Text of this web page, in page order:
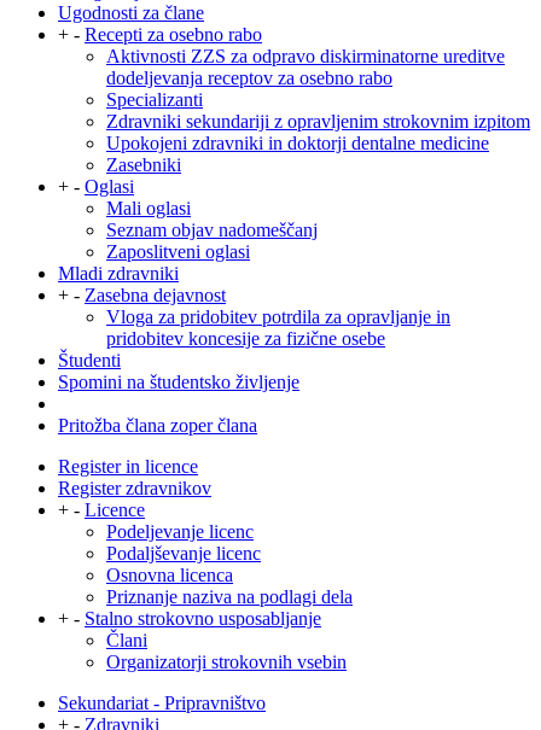
Ugodnosti za člane
+ - Recepti za osebno rabo
Aktivnosti ZZS za odpravo diskirminatorne ureditve
dodeljevanja receptov za osebno rabo
Specializanti
Zdravniki sekundariji z opravljenim strokovnim izpitom
Upokojeni zdravniki in doktorji dentalne medicine
Zasebniki
+ - Oglasi
Mali oglasi
Seznam objav nadomeščanj
Zaposlitveni oglasi
Mladi zdravniki
+ - Zasebna dejavnost
Vloga za pridobitev potrdila za opravljanje in
pridobitev koncesije za fizične osebe
Študenti
Spomini na študentsko življenje
Pritožba člana zoper člana
Register in licence
Register zdravnikov
+ - Licence
Podeljevanje licenc
Podaljševanje licenc
Osnovna licenca
Priznanje naziva na podlagi dela
+ - Stalno strokovno usposabljanje
Člani
Organizatorji strokovnih vsebin
Sekundariat - Pripravništvo
+ - Zdravniki